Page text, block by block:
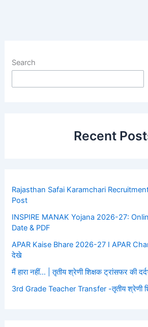
Search
Recent
Rajasthan Safai Karamchari
Post
INSPIRE MANAK Yojana 2026-27:
Date & PDF
APAR Kaise Bhare 2026-27 I APAR
देखे
मैं हारा नहीं… | तृतीय श्रेणी शिक्षक ट्रांसफर की
3rd Grade Teacher Transfer -तृतीय श्रेणी